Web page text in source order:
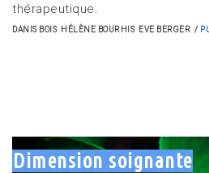
thérapeutique.
DANIS BOIS HÉLÈNE BOURHIS EVE BERGER
Dimension soignante